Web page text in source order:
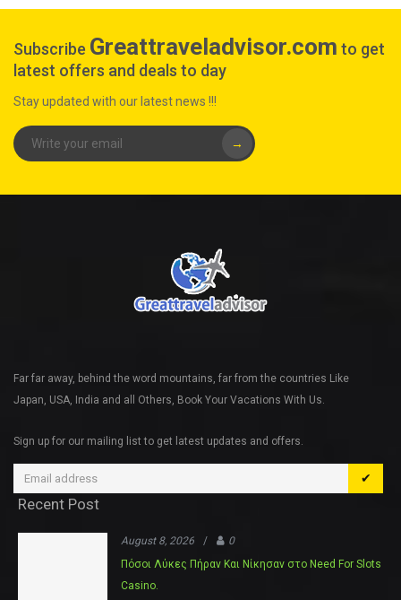
Subscribe Greattraveladvisor.com to get
latest offers and deals to day
Stay updated with our latest news !!!
→
Far far away, behind the word mountains, far from the countries Like
Japan, USA, India and all Others, Book Your Vacations With Us.
Sign up for our mailing list to get latest updates and offers.
✔
Recent Post
August 8, 2026 /
0
Πόσοι Λύκες Πήραν Και Νίκησαν στο Need For Slots
Casino.